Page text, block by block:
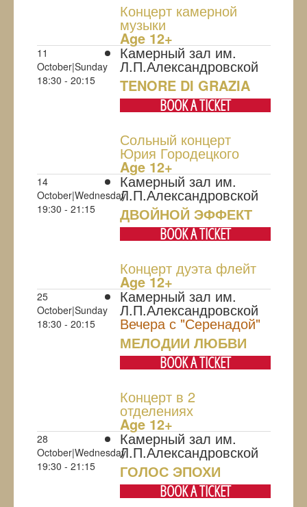
Концерт камерной
музыки
Age 12+
11
October|Sunday
18:30 - 20:15
Камерный зал им.
Л.П.Александровской
TENORE DI GRAZIA
BOOK A TICKET
Сольный концерт
Юрия Городецкого
Age 12+
14
October|Wednesday
19:30 - 21:15
Камерный зал им.
Л.П.Александровской
ДВОЙНОЙ ЭФФЕКТ
BOOK A TICKET
Концерт дуэта флейт
Age 12+
25
October|Sunday
18:30 - 20:15
Камерный зал им.
Л.П.Александровской
Вечера с "Серенадой"
МЕЛОДИИ ЛЮБВИ
BOOK A TICKET
Концерт в 2
отделениях
Age 12+
28
October|Wednesday
19:30 - 21:15
Камерный зал им.
Л.П.Александровской
ГОЛОС ЭПОХИ
BOOK A TICKET